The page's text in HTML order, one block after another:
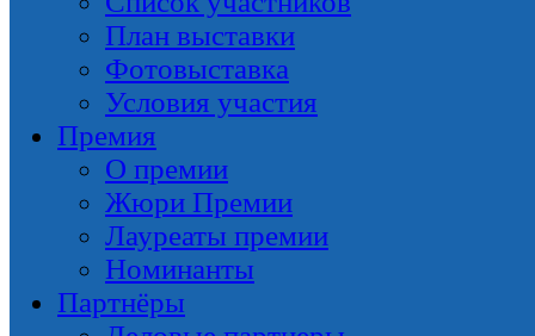
План выставки
Фотовыставка
Условия участия
Премия
О премии
Жюри Премии
Лауреаты премии
Номинанты
Партнёры